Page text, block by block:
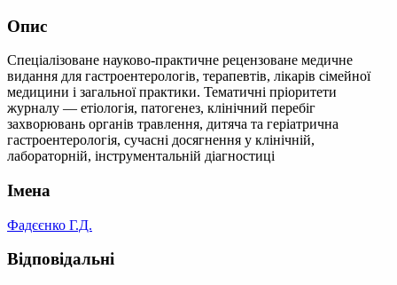
Опис
Спеціалізоване науково-практичне рецензоване медичне
видання для гастроентерологів, терапевтів, лікарів сімейної
медицини і загальної практики. Тематичні пріоритети
журналу — етіологія, патогенез, клінічний перебіг
захворювань органів травлення, дитяча та геріатрична
гастроентерологія, сучасні досягнення у клінічній,
лабораторній, інструментальній діагностиці
Імена
Фадєєнко Г.Д.
Відповідальні